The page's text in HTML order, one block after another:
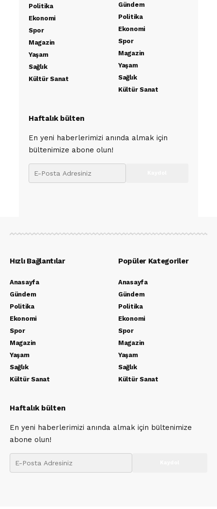
Politika
Ekonomi
Spor
Magazin
Yaşam
Sağlık
Kültür Sanat
Gündem
Politika
Ekonomi
Spor
Magazin
Yaşam
Sağlık
Kültür Sanat
Haftalık bülten
En yeni haberlerimizi anında almak için
bültenimize abone olun!
Hızlı Bağlantılar
Anasayfa
Gündem
Politika
Ekonomi
Spor
Magazin
Yaşam
Sağlık
Kültür Sanat
Popüler Kategoriler
Anasayfa
Gündem
Politika
Ekonomi
Spor
Magazin
Yaşam
Sağlık
Kültür Sanat
Haftalık bülten
En yeni haberlerimizi anında almak için bültenimize
abone olun!